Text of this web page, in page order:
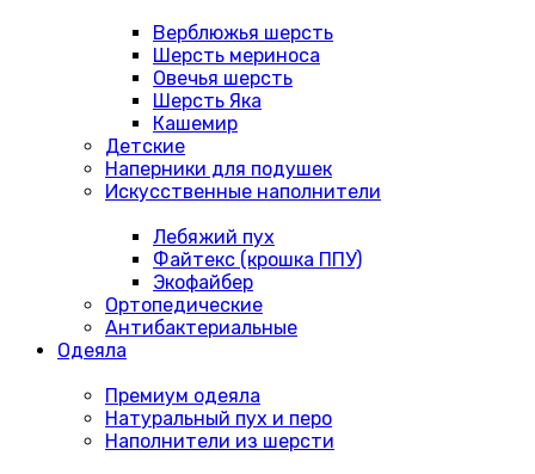
Верблюжья шерсть
Шерсть мериноса
Овечья шерсть
Шерсть Яка
Кашемир
Детские
Наперники для подушек
Искусственные наполнители
Лебяжий пух
Файтекс (крошка ППУ)
Экофайбер
Ортопедические
Антибактериальные
Одеяла
Премиум одеяла
Натуральный пух и перо
Наполнители из шерсти